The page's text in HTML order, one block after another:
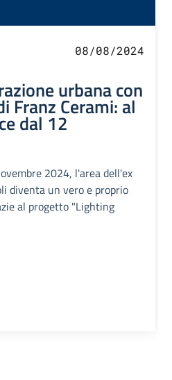
08/08/2024
urbana con
Franz Cerami: al
dal 12
2024, l'area dell'ex
diventa un vero e proprio
al progetto "Lighting